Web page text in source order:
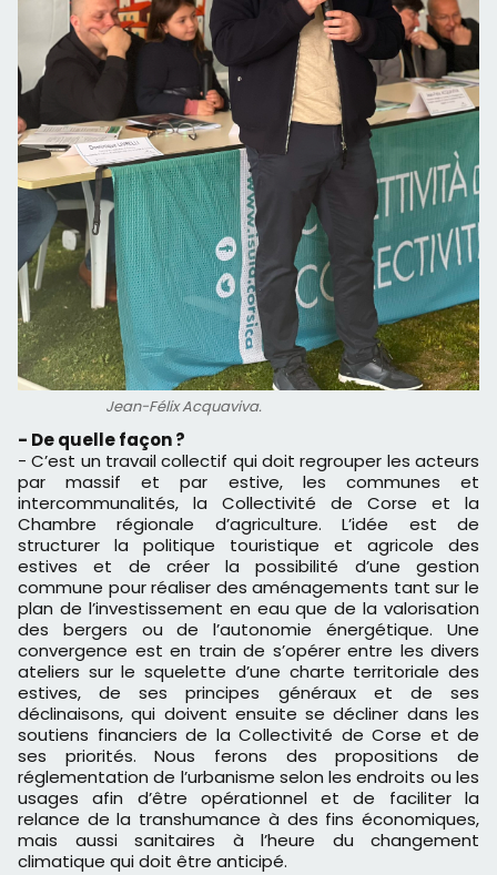
Jean-Félix Acquaviva.
- De quelle façon ?
- C’est un travail collectif qui doit regrouper les acteurs
par massif et par estive, les communes et
intercommunalités, la Collectivité de Corse et la
Chambre régionale d’agriculture. L’idée est de
structurer la politique touristique et agricole des
estives et de créer la possibilité d’une gestion
commune pour réaliser des aménagements tant sur le
plan de l’investissement en eau que de la valorisation
des bergers ou de l’autonomie énergétique. Une
convergence est en train de s’opérer entre les divers
ateliers sur le squelette d’une charte territoriale des
estives, de ses principes généraux et de ses
déclinaisons, qui doivent ensuite se décliner dans les
soutiens financiers de la Collectivité de Corse et de
ses priorités. Nous ferons des propositions de
réglementation de l’urbanisme selon les endroits ou les
usages afin d’être opérationnel et de faciliter la
relance de la transhumance à des fins économiques,
mais aussi sanitaires à l’heure du changement
climatique qui doit être anticipé.